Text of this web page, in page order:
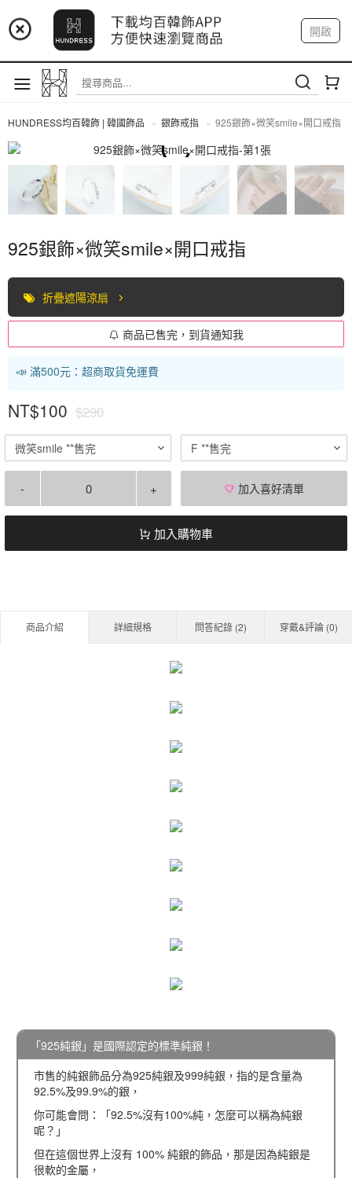
📢 市集預告：9/4-9/6 淡水捷運站
📢 市集預告：9/12-9/13 八里海巡基地
📢 市集預告：8/22-8/23 桃園青埔置地廣場
開啟
註冊 我的帳戶
HUNDRESS均百韓飾 | 韓國飾品 銀飾戒指 925銀飾×微笑smile×開口戒指
全部商品
925銀飾×微笑smile×開口戒指
折疊遮陽涼扇
商品已售完，到貨通知我
📣 滿500元：超商取貨免運費
NT$100 $290
微笑smile **售完 F **售完
- + 加入喜好清單
加入購物車
商品介紹 詳細規格 問答紀錄 (2) 穿戴&評論 (0)
「925純銀」是國際認定的標準純銀！
市售的純銀飾品分為925純銀及999純銀，指的是含量為
92.5%及99.9%的銀，
你可能會問：「92.5%沒有100%純，怎麼可以稱為純銀
呢？」
但在這個世界上沒有 100% 純銀的飾品，那是因為純銀是
很軟的金屬，